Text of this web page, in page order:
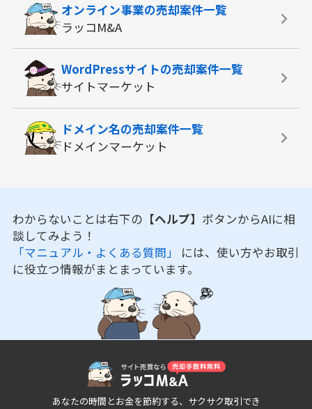
オンライン事業の売却案件一覧
ラッコM&A
WordPressサイトの売却案件一覧
サイトマーケット
ドメイン名の売却案件一覧
ドメインマーケット
わからないことは右下の 【ヘルプ】 ボタンからAIに相
談してみよう！
「マニュアル・よくある質問」 には、使い方やお取引
に役立つ情報がまとまっています。
あなたの時間とお金を節約する、サクサク取引でき